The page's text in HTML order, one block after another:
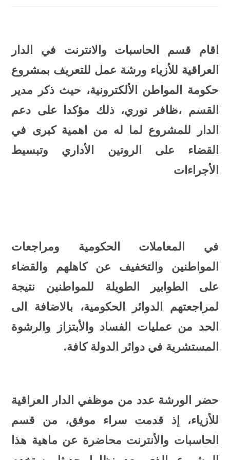
اقام قسم الحاسبات والانترنت في الدار
العراقية للأزياء ورشة عمل للتعريف بمشروع
حكومة المواطن اﻷلكترونية، حيث ذكر مدير
القسم ،ظافر نوري، ذلك مؤكدا على دعم
الدار للمشروع لما له من اهمية كبرى في
القضاء على الروتين الأداري وتبسيط
اﻷجراءات
في المعاملات الحكومية ومراجعات
المواطنين والتخفيف عن كاهلهم والقضاء
على الطوابير الطويلة للمواطنين نتيجة
لمراجعتهم الدوائر الحكومية، بالاضافة الى
الحد من عمليات الفساد والأبتزاز والرشوة
المستشرية في دوائر الدولة كافة.
حضر الورشة عدد من موظفي الدار العراقية
للأزياء، إذ قدمت سراء موفق، من قسم
الحاسبات واﻷنترنت محاضرة عن ماهية هذا